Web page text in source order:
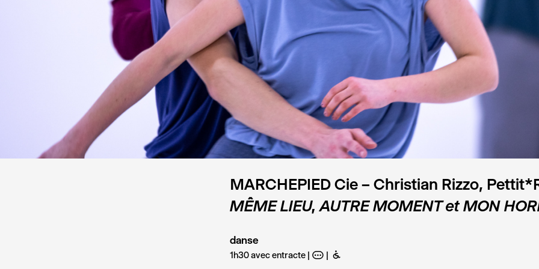
MARCHEPIED Cie – Christian Rizzo,
MÊME LIEU, AUTRE MOMENT et MON
danse
1h30 avec entracte A B